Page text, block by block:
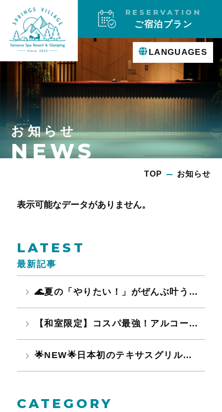
RESERVATION
ご宿泊プラン
LANGUAGES
お知らせ
NEWS
TOP お知らせ
表示可能なデータがありません。
LATEST
最新記事
🌊夏の「やりたい！」がぜんぶ叶う🔥 水遊びも、グルメも、温泉も大満喫♪
【和室限定】コスパ最強！アルコール飲み放題無料！夏限定ファミリー・グループ応援プラン予約受付開始！
🌟NEW🌟日本初のテキサスグリル＆話題の麻辣湯登場！!
CATEGORY